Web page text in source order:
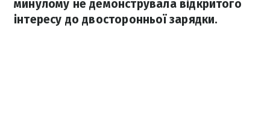
минулому не демонструвала відкритого
інтересу до двосторонньої зарядки.